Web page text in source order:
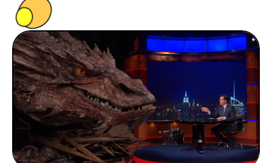
FOOD
BONS PLANS
SOUTENEZ KULTT